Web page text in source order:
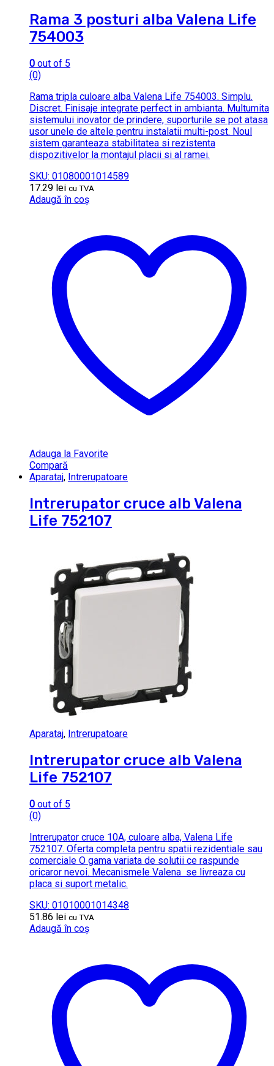
Rama 3 posturi alba Valena Life
754003
0 out of 5
(0)
Rama tripla culoare alba Valena Life 754003. Simplu.
Discret. Finisaje integrate perfect in ambianta. Multumita
sistemului inovator de prindere, suporturile se pot atasa
usor unele de altele pentru instalatii multi-post. Noul
sistem garanteaza stabilitatea si rezistenta
dispozitivelor la montajul placii si al ramei.
SKU: 01080001014589
17.29 lei cu TVA
Adaugă în coș
Adauga la Favorite
Compară
Aparataj, Intrerupatoare
Intrerupator cruce alb Valena
Life 752107
Aparataj, Intrerupatoare
Intrerupator cruce alb Valena
Life 752107
0 out of 5
(0)
Intrerupator cruce 10A, culoare alba, Valena Life
752107. Oferta completa pentru spatii rezidentiale sau
comerciale O gama variata de solutii ce raspunde
oricaror nevoi. Mecanismele Valena se livreaza cu
placa si suport metalic.
SKU: 01010001014348
51.86 lei cu TVA
Adaugă în coș